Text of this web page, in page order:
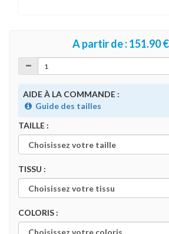
A partir de : 151.90
AIDE À LA COMMANDE :
Guide des tailles
TAILLE :
TISSU :
COLORIS :